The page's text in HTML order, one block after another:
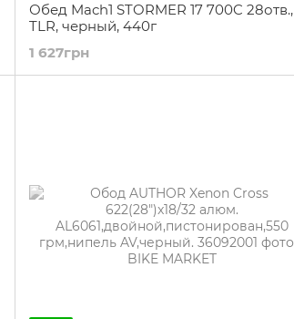
Обед Mach1 STORMER 17 700C 28отв.,
TLR, черный, 440г
1 627грн